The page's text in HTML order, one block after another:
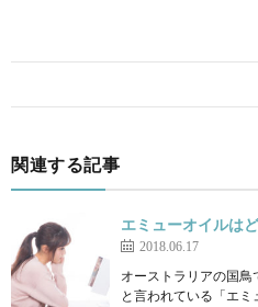
関連する記事
エミューオイルは
2018.06.17
オーストラリアの国
と言われている「エ